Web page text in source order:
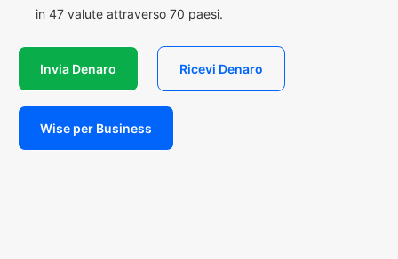
in 47 valute attraverso 70 paesi.
Invia Denaro Ricevi Denaro
Wise per Business